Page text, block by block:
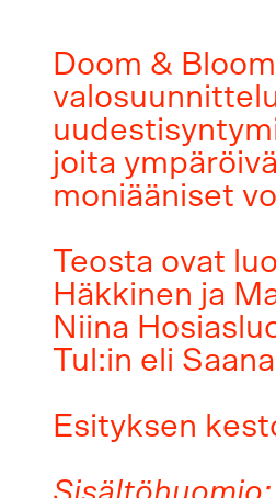
Doom &
joita
moniääniset
Teosta ovat
Häkkinen ja
Niina
Tul:in eli
Esityksen